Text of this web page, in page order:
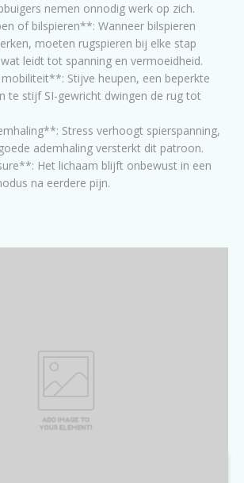
nemen onnodig werk op zich.
of bilspieren**: Wanneer bilspieren
moeten rugspieren bij elke stap
leidt tot spanning en vermoeidheid.
Stijve heupen, een beperkte
te stijf SI-gewricht dwingen de rug tot
Stress verhoogt spierspanning,
ademhaling versterkt dit patroon.
Het lichaam blijft onbewust in een
na eerdere pijn.